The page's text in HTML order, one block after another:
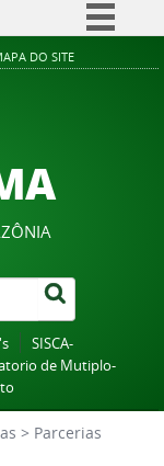
informação
DO SITE
SISCA-
de Mutiplo-
> Parcerias